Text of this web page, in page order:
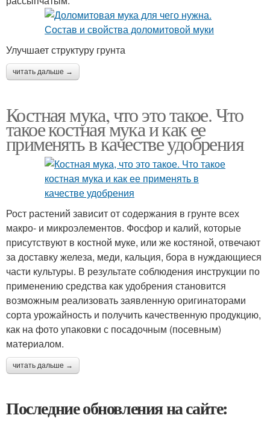
Улучшает структуру грунта
читать дальше →
Костная мука, что это такое. Что
такое костная мука и как ее
применять в качестве удобрения
Рост растений зависит от содержания в грунте всех
макро- и микроэлементов. Фосфор и калий, которые
присутствуют в костной муке, или же костяной, отвечают
за доставку железа, меди, кальция, бора в нуждающиеся
части культуры. В результате соблюдения инструкции по
применению средства как удобрения становится
возможным реализовать заявленную оригинаторами
сорта урожайность и получить качественную продукцию,
как на фото упаковки с посадочным (посевным)
материалом.
читать дальше →
Последние обновления на сайте: